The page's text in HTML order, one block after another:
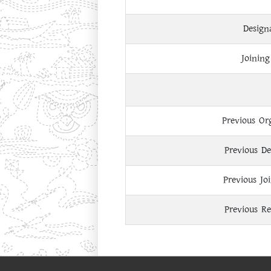
Previous
Previous
Previous
Previous